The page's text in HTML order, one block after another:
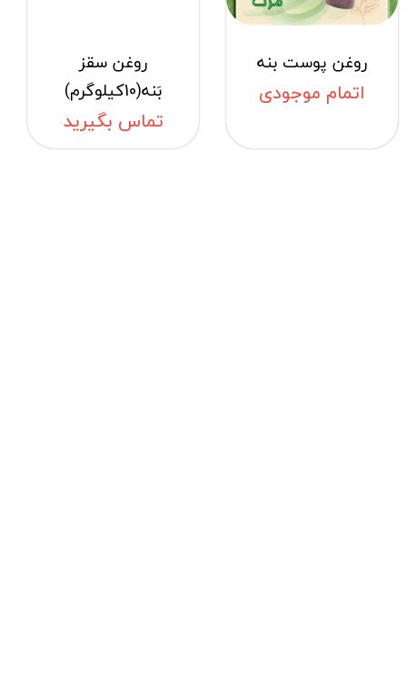
روغن پوست بنه
اتمام موجودی
روغن سقز
بَنه(10کیلوگرم)
تماس بگیرید